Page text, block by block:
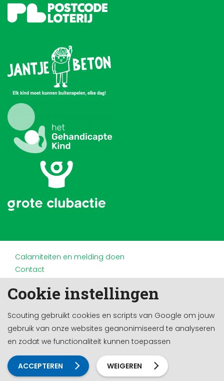
Cookie instellingen
Scouting gebruikt cookies en scripts van Google om jouw
gebruik van onze websites geanonimiseerd te analyseren
en zodat we functionaliteit kunnen toepassen
ACCEPTEREN WEIGEREN
Calamiteiten en melding doen
Contact
Doneren en nalaten
Privacy
Werken bij
Cookie-instellingen
Ontwikkeld door a&m impact